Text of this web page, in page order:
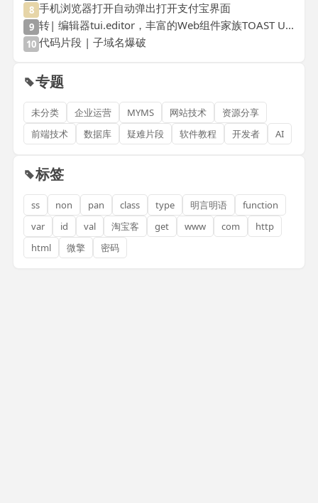
8 手机浏览器打开自动弹出打开支付宝界面
9 转| 编辑器tui.editor，丰富的Web组件家族TOAST U...
10 代码片段 | 子域名爆破
专题
未分类 企业运营 MYMS 网站技术
资源分享
前端技术
数据库 疑难片段 软件教程 开发者 AI
标签
ss non pan class type 明言明语
function
var
id val 淘宝客 get www com
http
html
微擎 密码